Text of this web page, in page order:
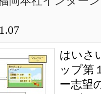
はいさ
ップ第
ー志望